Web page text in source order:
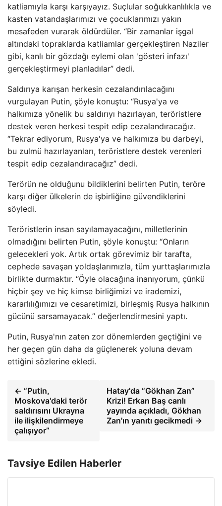
katliamıyla karşı karşıyayız. Suçlular soğukkanlılıkla ve
kasten vatandaşlarımızı ve çocuklarımızı yakın
mesafeden vurarak öldürdüler. “Bir zamanlar işgal
altındaki topraklarda katliamlar gerçekleştiren Naziler
gibi, kanlı bir gözdağı eylemi olan 'gösteri infazı'
gerçekleştirmeyi planladılar” dedi.
Saldırıya karışan herkesin cezalandırılacağını
vurgulayan Putin, şöyle konuştu: “Rusya'ya ve
halkımıza yönelik bu saldırıyı hazırlayan, teröristlere
destek veren herkesi tespit edip cezalandıracağız.
“Tekrar ediyorum, Rusya'ya ve halkımıza bu darbeyi,
bu zulmü hazırlayanları, teröristlere destek verenleri
tespit edip cezalandıracağız” dedi.
Terörün ne olduğunu bildiklerini belirten Putin, teröre
karşı diğer ülkelerin de işbirliğine güvendiklerini
söyledi.
Teröristlerin insan sayılamayacağını, milletlerinin
olmadığını belirten Putin, şöyle konuştu: “Onların
gelecekleri yok. Artık ortak görevimiz bir tarafta,
cephede savaşan yoldaşlarımızla, tüm yurttaşlarımızla
birlikte durmaktır. “Öyle olacağına inanıyorum, çünkü
hiçbir şey ve hiç kimse birliğimizi ve irademizi,
kararlılığımızı ve cesaretimizi, birleşmiş Rusya halkının
gücünü sarsamayacak.” değerlendirmesini yaptı.
Putin, Rusya'nın zaten zor dönemlerden geçtiğini ve
her geçen gün daha da güçlenerek yoluna devam
ettiğini sözlerine ekledi.
← “Putin,
Moskova'daki terör
saldırısını Ukrayna
ile ilişkilendirmeye
çalışıyor”
Hatay'da “Gökhan Zan”
Krizi! Erkan Baş canlı
yayında açıkladı, Gökhan
Zan'ın yanıtı gecikmedi →
Tavsiye Edilen Haberler